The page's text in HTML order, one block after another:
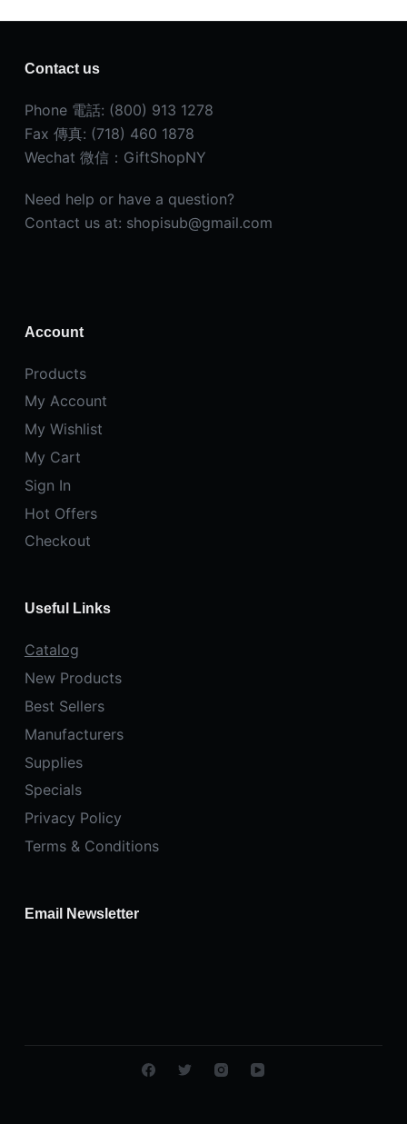
Contact us
Phone 電話: (800) 913 1278
Fax 傳真: (718) 460 1878
Wechat 微信：GiftShopNY
Need help or have a question?
Contact us at: shopisub@gmail.com
Account
Products
My Account
My Wishlist
My Cart
Sign In
Hot Offers
Checkout
Useful Links
Catalog
New Products
Best Sellers
Manufacturers
Supplies
Specials
Privacy Policy
Terms & Conditions
Email Newsletter